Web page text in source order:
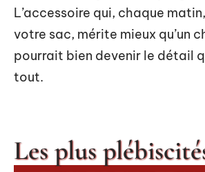
L’accessoire qui, chaque
votre sac, mérite mieux qu’un
pourrait bien devenir le détail
tout.
Les plus